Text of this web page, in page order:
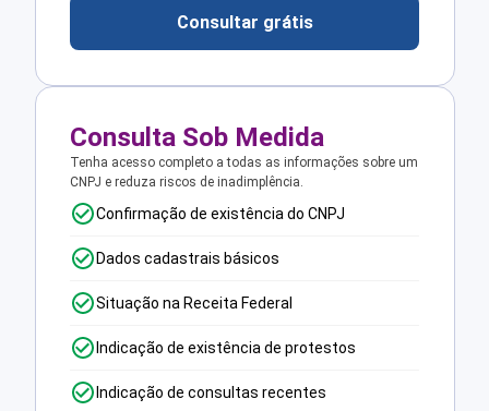
Consultar grátis
Consulta Sob Medida
Tenha acesso completo a todas as informações sobre um
CNPJ e reduza riscos de inadimplência.
Confirmação de existência do CNPJ
Dados cadastrais básicos
Situação na Receita Federal
Indicação de existência de protestos
Indicação de consultas recentes